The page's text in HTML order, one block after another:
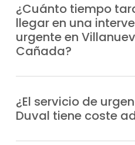
¿Cuánto tiempo
llegar en una
urgente en
Cañada?
estratégicamente
tu ubicación en
¿El servicio de
Duval tiene coste